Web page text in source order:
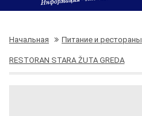
Начальная Питание и рестораны
RESTORAN STARA ŽUTA GREDA